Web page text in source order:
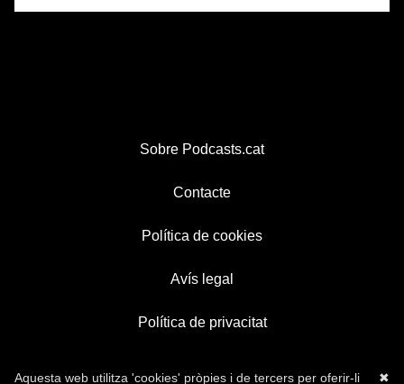
Sobre Podcasts.cat
Contacte
Política de cookies
Avís legal
Política de privacitat
✖
Aquesta web utilitza 'cookies' pròpies i de tercers per oferir-li